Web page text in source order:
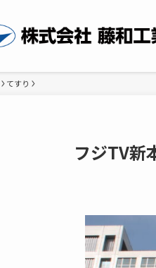
てすり
フジTV新